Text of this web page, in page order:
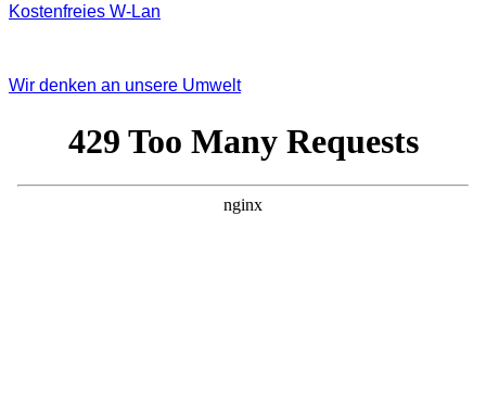
Kostenfreies W‐Lan
Wir denken an unsere Umwelt